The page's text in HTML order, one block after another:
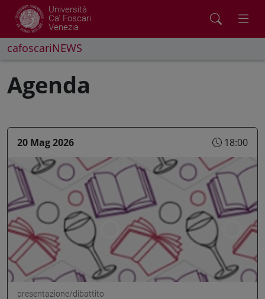
Università
Ca' Foscari
Venezia
cafoscariNEWS
Agenda
20 Mag 2026 18:00
presentazione/dibattito